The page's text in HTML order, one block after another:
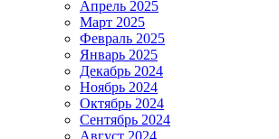
Апрель 2025
Март 2025
Февраль 2025
Январь 2025
Декабрь 2024
Ноябрь 2024
Октябрь 2024
Сентябрь 2024